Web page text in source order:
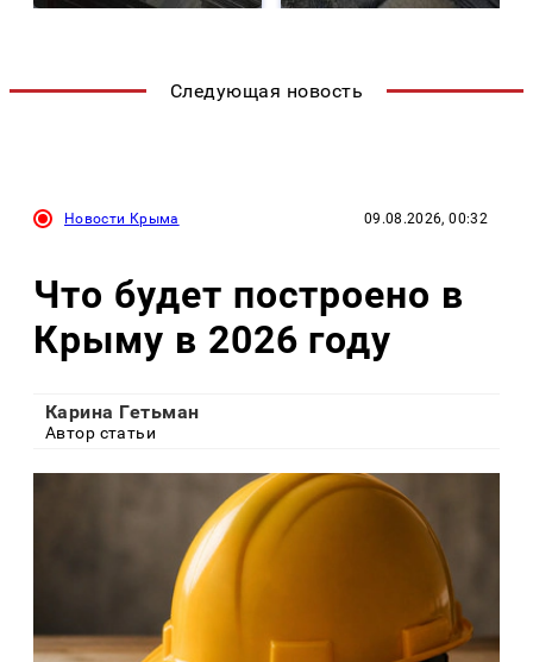
Следующая новость
Новости Крыма 09.08.2026, 00:32
Что будет построено в
Крыму в 2026 году
Карина Гетьман
Автор статьи